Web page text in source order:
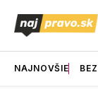
NAJNOVŠIE